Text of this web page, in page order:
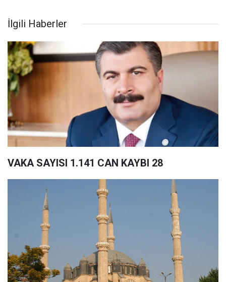
İlgili Haberler
VAKA SAYISI 1.141 CAN KAYBI 28